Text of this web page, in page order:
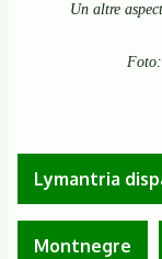
Un altre
Foto:
Lymantria
Montnegre